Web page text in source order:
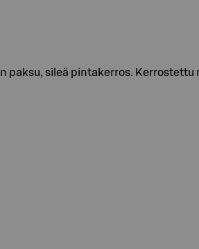
paksu, sileä pintakerros.